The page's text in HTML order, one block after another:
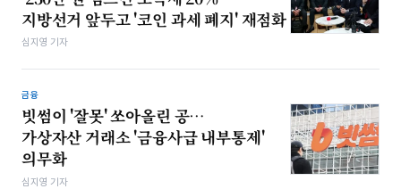
지방선거 앞두고 '코인 과세 폐지' 재점화
심지영 기자
금융
빗썸이 '잘못' 쏘아올린 공…
가상자산 거래소 '금융사급 내부통제'
의무화
심지영 기자